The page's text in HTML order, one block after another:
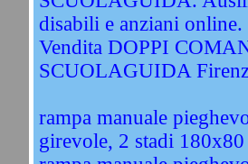
disabili e anziani online.
Vendita DOPPI
SCUOLAGUIDA
rampa manuale
girevole, 2 stadi